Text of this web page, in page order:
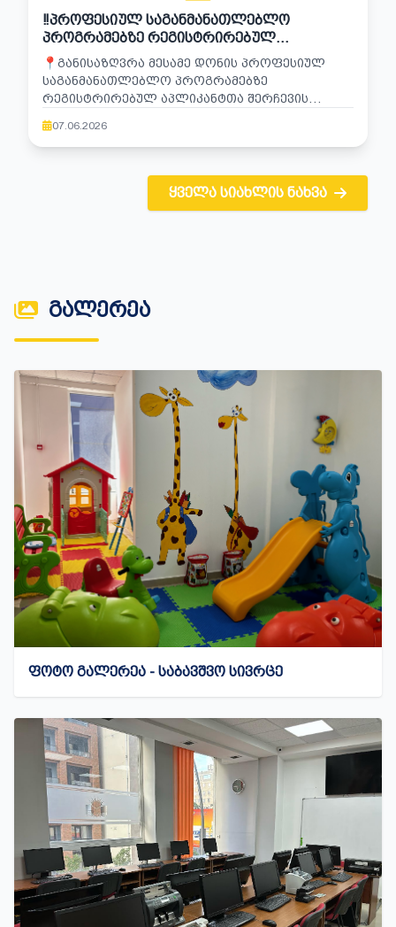
‼️ᲞᲠᲝᲤᲔᲡᲘᲣᲚ ᲡᲐᲒᲐᲜᲛᲐᲜᲐᲗᲚᲔᲑᲚᲝ
ᲞᲠᲝᲒᲠᲐᲛᲔᲑᲖᲔ ᲠᲔᲒᲘᲡᲢᲠᲘᲠᲔᲑᲣᲚ
ᲐᲞᲚᲘᲙᲐᲜᲢᲗᲐ ᲡᲐᲧᲣᲠᲐᲓᲦᲔᲑᲝᲓ ‼️
📍ᲒᲐᲜᲘᲡᲐᲖᲦᲕᲠᲐ ᲛᲔᲡᲐᲛᲔ ᲓᲝᲜᲘᲡ ᲞᲠᲝᲤᲔᲡᲘᲣᲚ
ᲡᲐᲒᲐᲜᲛᲐᲜᲐᲗᲚᲔᲑᲚᲝ ᲞᲠᲝᲒᲠᲐᲛᲔᲑᲖᲔ
ᲠᲔᲒᲘᲡᲢᲠᲘᲠᲔᲑᲣᲚ ᲐᲞᲚᲘᲙᲐᲜᲢᲗᲐ ᲨᲔᲠᲩᲔᲕᲘᲡ
07.06.2026
ᲧᲕᲔᲚᲐ ᲡᲘᲐᲮᲚᲘᲡ ᲜᲐᲮᲕᲐ
ᲒᲐᲚᲔᲠᲔᲐ
ᲤᲝᲢᲝ ᲒᲐᲚᲔᲠᲔᲐ - ᲡᲐᲑᲐᲕᲨᲕᲝ ᲡᲘᲕᲠᲪᲔ